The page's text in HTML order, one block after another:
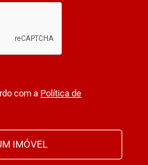
com a Política de
IMÓVEL